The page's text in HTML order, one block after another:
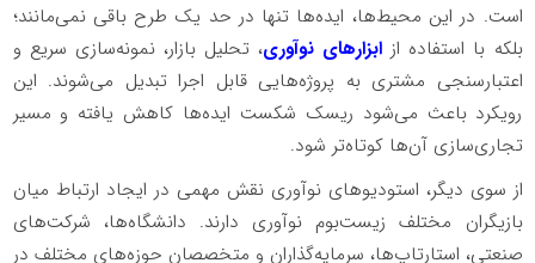
است. در این محیط‌ها، ایده‌ها تنها در حد یک طرح باقی نمی‌مانند؛
بلکه با استفاده از ابزارهای نوآوری، تحلیل بازار، نمونه‌سازی سریع و
اعتبارسنجی مشتری به پروژه‌هایی قابل اجرا تبدیل می‌شوند. این
رویکرد باعث می‌شود ریسک شکست ایده‌ها کاهش یافته و مسیر
تجاری‌سازی آن‌ها کوتاه‌تر شود.
از سوی دیگر، استودیوهای نوآوری نقش مهمی در ایجاد ارتباط میان
بازیگران مختلف زیست‌بوم نوآوری دارند. دانشگاه‌ها، شرکت‌های
صنعتی، استارتاپ‌ها، سرمایه‌گذاران و متخصصان حوزه‌های مختلف در